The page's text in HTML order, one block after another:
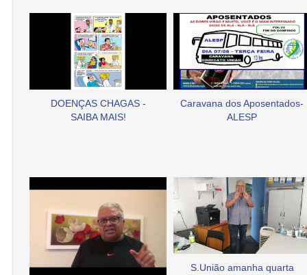
DOENÇAS CHAGAS -
SAIBA MAIS!
Caravana dos Aposentados-
ALESP
S.União amanha quarta